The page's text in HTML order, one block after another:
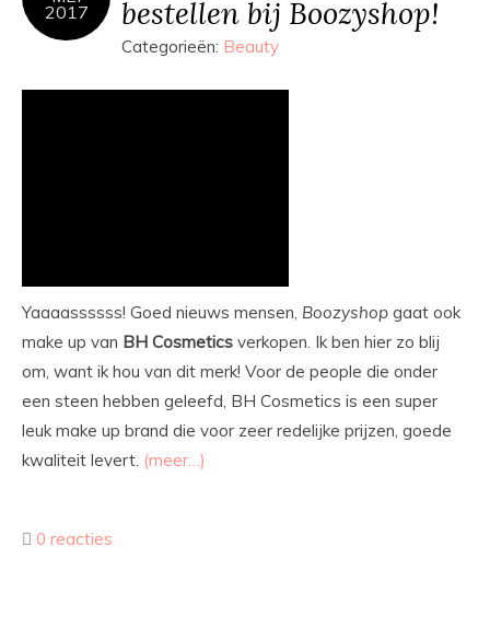
2017
bestellen bij Boozyshop!
Categorieën: Beauty
Yaaaassssss! Goed nieuws mensen, Boozyshop gaat ook
make up van BH Cosmetics verkopen. Ik ben hier zo blij
om, want ik hou van dit merk! Voor de people die onder
een steen hebben geleefd, BH Cosmetics is een super
leuk make up brand die voor zeer redelijke prijzen, goede
kwaliteit levert. (meer…)
0 reacties